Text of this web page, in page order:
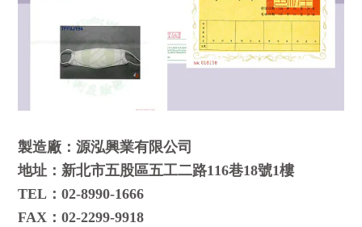
製造廠：源泓興業有限公司
地址：新北市五股區五工二路116巷18號1樓
TEL：02-8990-1666
FAX：02-2299-9918